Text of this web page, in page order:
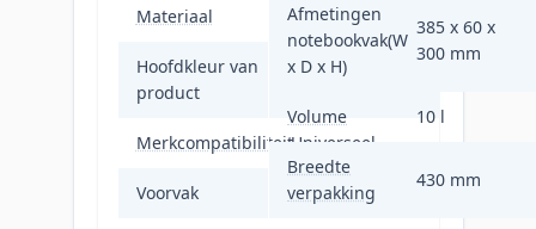
Materiaal Polyester
Hoofdkleur van
product
Zwart
MerkcompatibiliteitUniverseel
Voorvak Ja
Afmetingen
notebookvak(W
x D x H)
385 x 60 x
300 mm
Volume 10 l
Breedte
verpakking
430 mm